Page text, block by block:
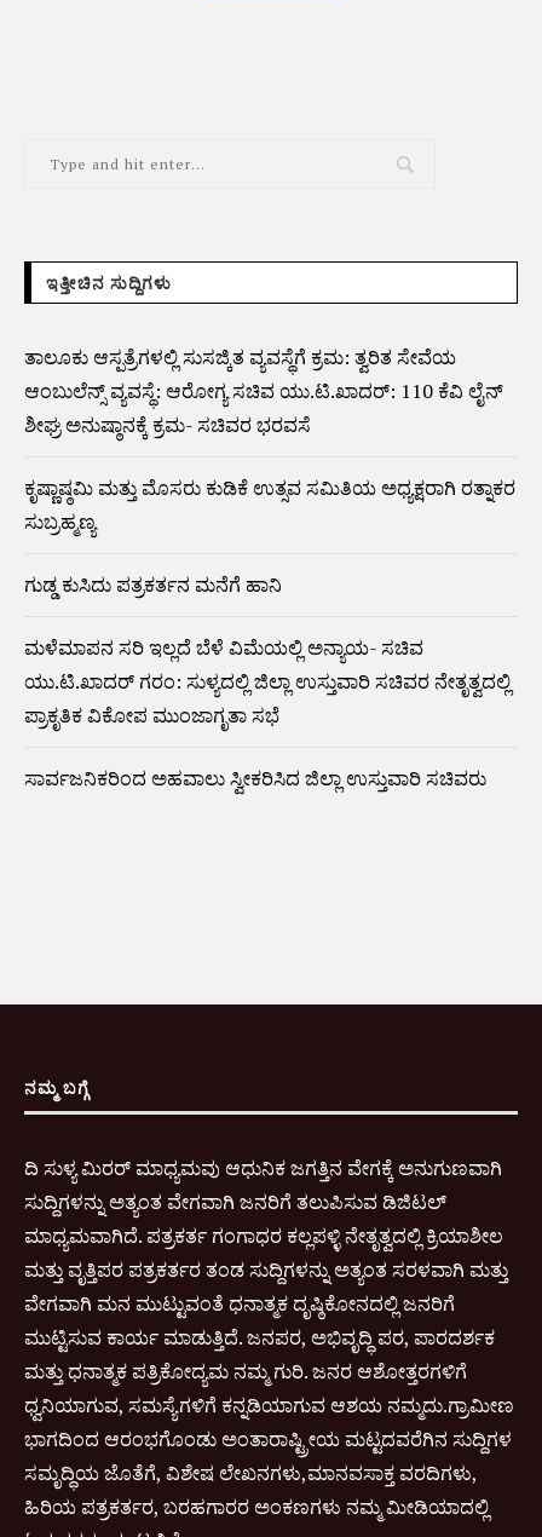
ಇತ್ತೀಚಿನ ಸುದ್ದಿಗಳು
ತಾಲೂಕು ಆಸ್ಪತ್ರೆಗಳಲ್ಲಿ ಸುಸಜ್ಕಿತ ವ್ಯವಸ್ಥೆಗೆ ಕ್ರಮ: ತ್ವರಿತ ಸೇವೆಯ
ಆಂಬುಲೆನ್ಸ್ ವ್ಯವಸ್ಥೆ: ಆರೋಗ್ಯ ಸಚಿವ ಯು.ಟಿ.ಖಾದರ್: 110 ಕೆವಿ ಲೈನ್
ಶೀಘ್ರ ಅನುಷ್ಠಾನಕ್ಕೆ ಕ್ರಮ- ಸಚಿವರ ಭರವಸೆ
ಕೃಷ್ಣಾಷ್ಠಮಿ ಮತ್ತು ಮೊಸರು ಕುಡಿಕೆ ಉತ್ಸವ ಸಮಿತಿಯ ಅಧ್ಯಕ್ಷರಾಗಿ ರತ್ನಾಕರ
ಸುಬ್ರಹ್ಮಣ್ಯ
ಗುಡ್ಡ ಕುಸಿದು ಪತ್ರಕರ್ತನ ಮನೆಗೆ ಹಾನಿ
ಮಳೆಮಾಪನ ಸರಿ ಇಲ್ಲದೆ ಬೆಳೆ ವಿಮೆಯಲ್ಲಿ ಅನ್ಯಾಯ- ಸಚಿವ
ಯು.ಟಿ.ಖಾದರ್ ಗರಂ: ಸುಳ್ಯದಲ್ಲಿ ಜಿಲ್ಲಾ ಉಸ್ತುವಾರಿ ಸಚಿವರ ನೇತೃತ್ವದಲ್ಲಿ
ಪ್ರಾಕೃತಿಕ ವಿಕೋಪ ಮುಂಜಾಗೃತಾ ಸಭೆ
ಸಾರ್ವಜನಿಕರಿಂದ ಅಹವಾಲು ಸ್ವೀಕರಿಸಿದ ಜಿಲ್ಲಾ ಉಸ್ತುವಾರಿ ಸಚಿವರು
ನಮ್ಮ ಬಗ್ಗೆ
ದಿ ಸುಳ್ಯ ಮಿರರ್ ಮಾಧ್ಯಮವು ಆಧುನಿಕ ಜಗತ್ತಿನ ವೇಗಕ್ಕೆ ಅನುಗುಣವಾಗಿ
ಸುದ್ದಿಗಳನ್ನು ಅತ್ಯಂತ ವೇಗವಾಗಿ ಜನರಿಗೆ ತಲುಪಿಸುವ ಡಿಜಿಟಲ್
ಮಾಧ್ಯಮವಾಗಿದೆ. ಪತ್ರಕರ್ತ ಗಂಗಾಧರ ಕಲ್ಲಪಳ್ಳಿ ನೇತೃತ್ವದಲ್ಲಿ ಕ್ರಿಯಾಶೀಲ
ಮತ್ತು ವೃತ್ತಿಪರ ಪತ್ರಕರ್ತರ ತಂಡ ಸುದ್ದಿಗಳನ್ನು ಅತ್ಯಂತ ಸರಳವಾಗಿ ಮತ್ತು
ವೇಗವಾಗಿ ಮನ ಮುಟ್ಟುವಂತೆ ಧನಾತ್ಮಕ ದೃಷ್ಠಿಕೋನದಲ್ಲಿ ಜನರಿಗೆ
ಮುಟ್ಟಿಸುವ ಕಾರ್ಯ ಮಾಡುತ್ತಿದೆ. ಜನಪರ, ಅಭಿವೃದ್ಧಿ ಪರ, ಪಾರದರ್ಶಕ
ಮತ್ತು ಧನಾತ್ಮಕ ಪತ್ರಿಕೋದ್ಯಮ ನಮ್ಮ ಗುರಿ. ಜನರ ಆಶೋತ್ತರಗಳಿಗೆ
ಧ್ವನಿಯಾಗುವ, ಸಮಸ್ಯೆಗಳಿಗೆ ಕನ್ನಡಿಯಾಗುವ ಆಶಯ ನಮ್ಮದು.ಗ್ರಾಮೀಣ
ಭಾಗದಿಂದ ಆರಂಭಗೊಂಡು ಅಂತಾರಾಷ್ಟ್ರೀಯ ಮಟ್ಟದವರೆಗಿನ ಸುದ್ದಿಗಳ
ಸಮೃದ್ಧಿಯ ಜೊತೆಗೆ, ವಿಶೇಷ ಲೇಖನಗಳು,ಮಾನವಸಾಕ್ತ ವರದಿಗಳು,
ಹಿರಿಯ ಪತ್ರಕರ್ತರ, ಬರಹಗಾರರ ಅಂಕಣಗಳು ನಮ್ಮ ಮೀಡಿಯಾದಲ್ಲಿ